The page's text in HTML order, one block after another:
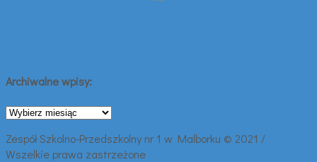
Archiwalne wpisy:
Archiwalne
Zespół Szkolno-Przedszkolny nr 1 w Malborku © 2021 /
Wszelkie prawa zastrzeżone